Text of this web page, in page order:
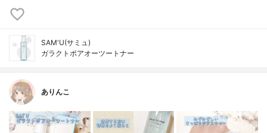
SAM'U(サミュ)
ガラクトポアオーツートナー
ありんこ